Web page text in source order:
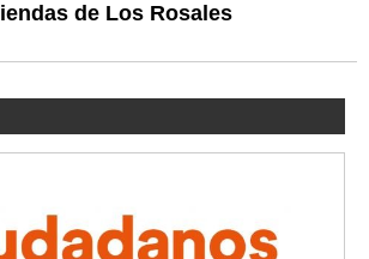
de Los Rosales